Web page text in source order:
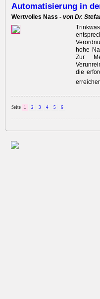
Automatisierung in
Wertvolles Nass - von Dr.
hohe
Zur
die
Seite 1 2 3 4 5 6